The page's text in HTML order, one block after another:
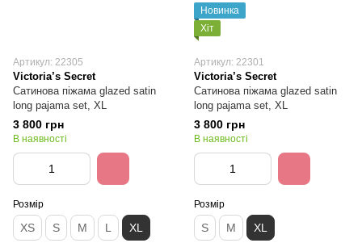
Артикул: 22305
Victoria’s Secret
Сатинова піжама glazed satin
long pajama set, XL
3 800 грн
В наявності
Розмір
XS S M L XL
Новинка
Хіт
Артикул: 22301
Victoria’s Secret
Сатинова піжама glazed satin
long pajama set, XL
3 800 грн
В наявності
Розмір
S M XL